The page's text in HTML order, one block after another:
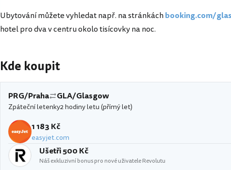
Ubytování můžete vyhledat např. na stránkáchbooking.com/
hotel pro dva v centru okolo tisícovky na noc.
Kde koupit
PRG/Praha GLA/Glasgow
Zpáteční letenky2 hodiny letu (přímý let)
1 183 Kč
easyjet.com
Ušetři 500 Kč
Náš exkluzivní bonus pro nové uživatele Revolutu